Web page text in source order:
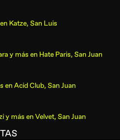
en Katze, San Luis
y más en Hate Paris, San Juan
enAcid Club, San Juan
y más enVelvet, San Juan